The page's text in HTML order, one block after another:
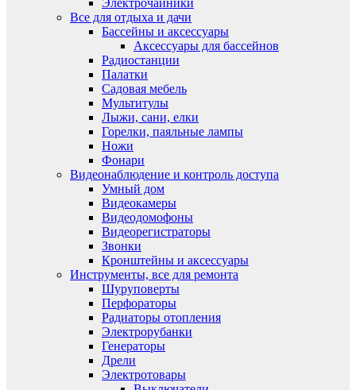
Электрочайники
Все для отдыха и дачи
Бассейны и аксессуары
Аксессуары для бассейнов
Радиостанции
Палатки
Садовая мебель
Мультитулы
Лыжи, сани, елки
Горелки, паяльные лампы
Ножи
Фонари
Видеонаблюдение и контроль доступа
Умный дом
Видеокамеры
Видеодомофоны
Видеорегистраторы
Звонки
Кронштейны и аксессуары
Инструменты, все для ремонта
Шуруповерты
Перфораторы
Радиаторы отопления
Электрорубанки
Генераторы
Дрели
Электротовары